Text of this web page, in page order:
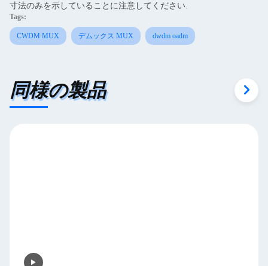
寸法のみを示していることに注意してください.
Tags:
CWDM MUX デムックス MUX dwdm oadm
同様の製品